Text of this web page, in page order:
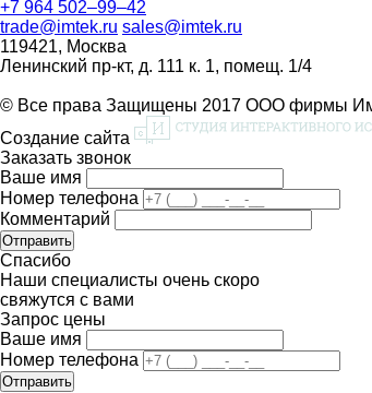
+7 964 502–99–42
trade@imtek.ru sales@imtek.ru
119421, Москва
Ленинский пр-кт, д. 111 к. 1, помещ. 1/4
© Все права Защищены 2017 ООО фирмы
Создание сайта
Заказать звонок
Ваше имя
Номер телефона
Комментарий
Спасибо
Наши специалисты очень скоро
свяжутся с вами
Запрос цены
Ваше имя
Номер телефона